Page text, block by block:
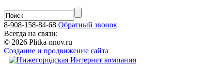
8-908-158-84-68 Обратный звонок
Всегда на связи:
© 2026 Plitka-nnov.ru
Создание и продвижение сайта